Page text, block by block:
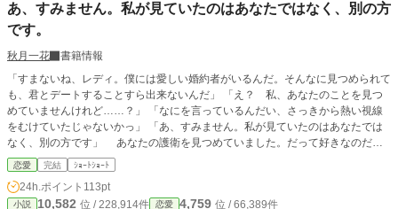
あ、すみません。私が見ていたのはあなたではなく、別の方
です。
秋月一花
書籍情報
「すまないね、レディ。僕には愛しい婚約者がいるんだ。そんなに見つめられて
も、君とデートすることすら出来ないんだ」 「え？ 私、あなたのことを見つ
めていませんけれど……？」 「なにを言っているんだい、さっきから熱い視線
をむけていたじゃないかっ」 「あ、すみません。私が見ていたのはあなたでは
なく、別の方です」 あなたの護衛を見つめていました。だって好きなのだも
の。見つめるくらいは許して欲しい。恋人になりたいなんて身分違いのことを考
えないから、それだけはどうか。 「……やっぱり今日も格好いいわ、ライナル
ト様」 うっとりと呟く私に、ライナルト様はぎょっとしたような表情を浮か
べて――それから、 「――俺のことが怖くないのか？」 と話し掛けられちゃ
恋愛 完結 ｼｮｰﾄｼｮｰﾄ
24h.ポイント 113pt
小説 10,582 位 / 228,914件 恋愛 4,759 位 / 66,389件